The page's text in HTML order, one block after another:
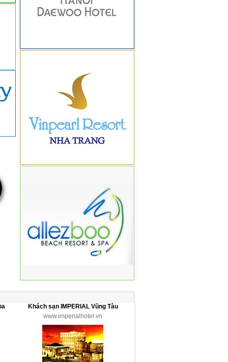
Khách sạn IMPERIAL Vũng Tàu
www.imperialhotel.vn